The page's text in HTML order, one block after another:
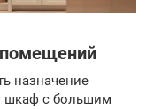
назначение
шкаф с большим